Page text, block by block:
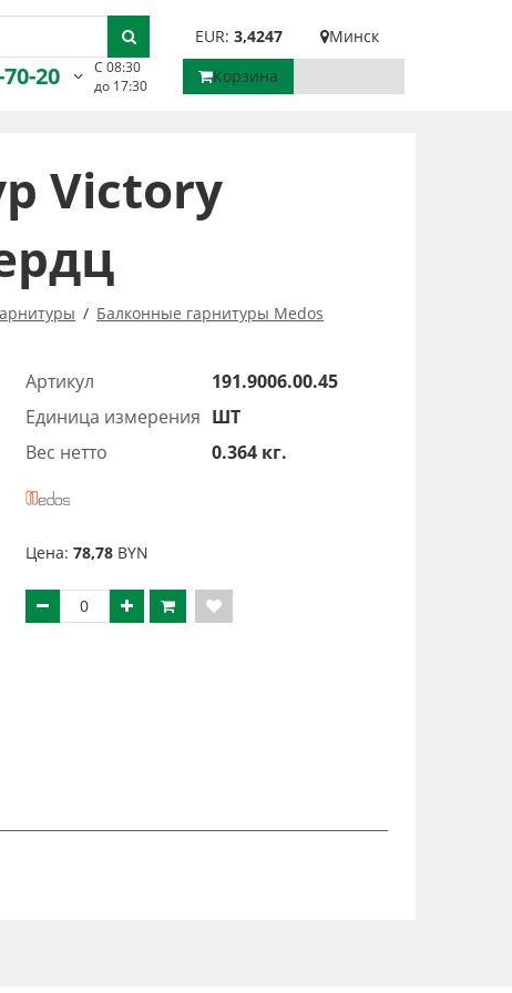
EUR: 3,4247
Минск
20
С 08:30
до 17:30
Корзина
Victory
Балконные гарнитуры Medos
Артикул
191.9006.00.45
Единица измерения ШТ
Вес нетто
0.364 кг.
Цена: 78,78 BYN